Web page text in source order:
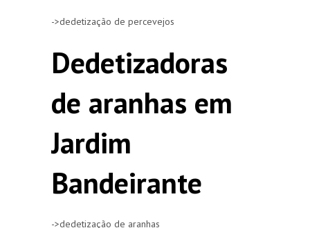
->dedetização de percevejos
Dedetizadoras
de aranhas em
Jardim
Bandeirante
->dedetização de aranhas